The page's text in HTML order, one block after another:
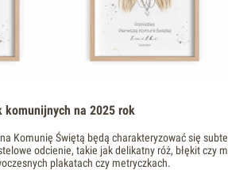
komunijnych na 2025 rok
Komunię Świętą będą charakteryzować się
odcienie, takie jak delikatny róż, błękit czy
plakatach czy metryczkach.